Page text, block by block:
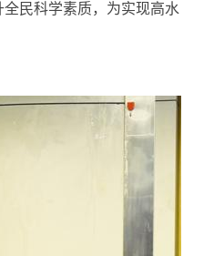
民科学素质，为实现高水